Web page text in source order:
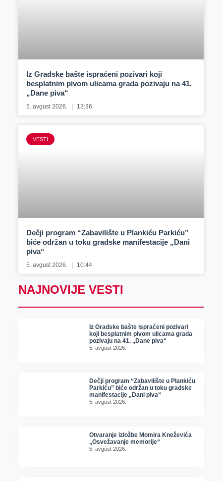
Iz Gradske bašte ispraćeni pozivari koji
besplatnim pivom ulicama grada pozivaju na 41.
„Dane piva“
5. avgust 2026. 13:36
VESTI
Dečji program “Zabavilište u Plankiću Parkiću”
biće održan u toku gradske manifestacije „Dani
piva“
5. avgust 2026. 10:44
NAJNOVIJE VESTI
Iz Gradske bašte ispraćeni pozivari
koji besplatnim pivom ulicama grada
pozivaju na 41. „Dane piva“
5. avgust 2026.
Dečji program “Zabavilište u Plankiću
Parkiću” biće održan u toku gradske
manifestacije „Dani piva“
5. avgust 2026.
Otvaranje izložbe Momira Kneževića
„Osvežavanje memorije“
5. avgust 2026.